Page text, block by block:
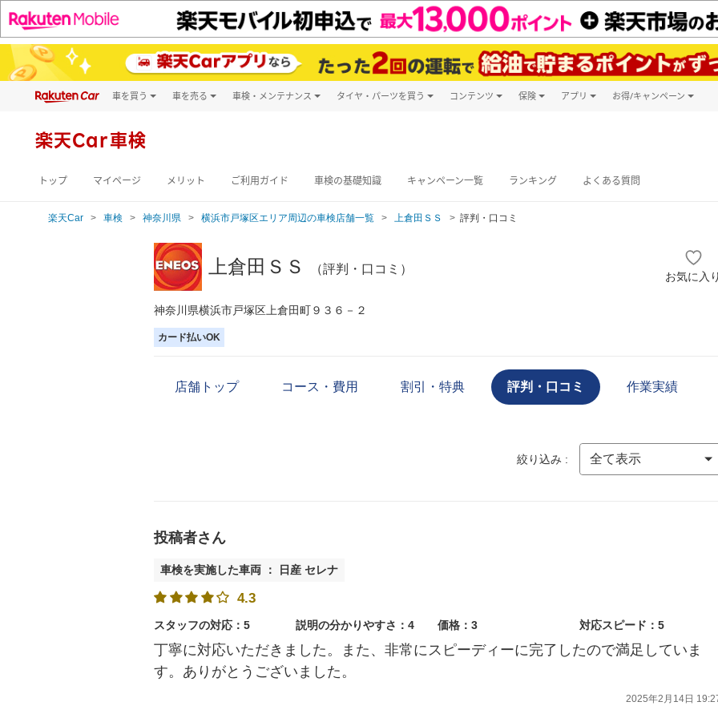
車を買う
新車
車を売る 車検・メンテナンス タイヤ・パーツを買う コンテンツ 保険 アプリ お得/キャンペーン
楽天Car車検
トップ マイページ メリット ご利用ガイド 車検の基礎知識 キャンペーン一覧 ランキング よくある質問
楽天Car 車検 神奈川県 横浜市戸塚区エリア周辺の車検店舗一覧 上倉田ＳＳ 評判・口コミ
上倉田ＳＳ （評判・口コミ）
お気に入
神奈川県横浜市戸塚区上倉田町９３６－２
カード払いOK
店舗トップ コース・費用 割引・特典 評判・口コミ 作業実績
絞り込み :
投稿者さん
車検を実施した車両 ： 日産 セレナ
4.3
スタッフの対応：5 説明の分かりやすさ：4 価格：3 対応スピード：5
丁寧に対応いただきました。また、非常にスピーディーに完了したので満足していま
す。ありがとうございました。
2025年2月14日